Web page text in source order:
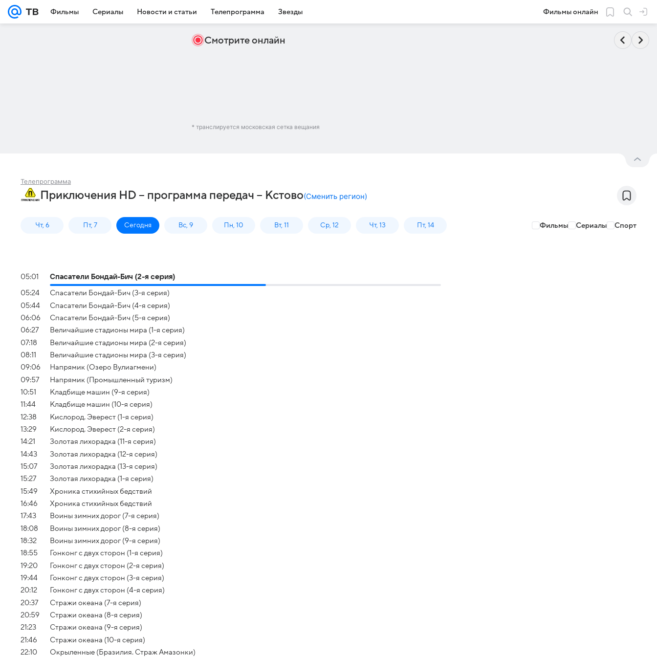
Фильмы Сериалы Новости и статьи Телепрограмма Звезды Фильмы онлайн
Смотрите онлайн
* транслируется московская сетка вещания
Телепрограмма
Приключения HD – программа передач – Кстово(Сменить регион)
Чт, 6 Пт, 7 Сегодня Вс, 9 Пн, 10 Вт, 11 Ср, 12 Чт, 13 Пт, 14 Фильмы Сериалы Спорт
05:01 Спасатели Бондай-Бич (2-я серия)
05:24
Спасатели Бондай-Бич (3-я серия)
05:44
Спасатели Бондай-Бич (4-я серия)
06:06
Спасатели Бондай-Бич (5-я серия)
06:27
Величайшие стадионы мира (1-я серия)
07:18
Величайшие стадионы мира (2-я серия)
08:11
Величайшие стадионы мира (3-я серия)
09:06
Напрямик (Озеро Вулиагмени)
09:57
Напрямик (Промышленный туризм)
10:51
Кладбище машин (9-я серия)
11:44
Кладбище машин (10-я серия)
12:38
Кислород. Эверест (1-я серия)
13:29
Кислород. Эверест (2-я серия)
14:21
Золотая лихорадка (11-я серия)
14:43
Золотая лихорадка (12-я серия)
15:07
Золотая лихорадка (13-я серия)
15:27
Золотая лихорадка (1-я серия)
15:49
Хроника стихийных бедствий
16:46
Хроника стихийных бедствий
17:43
Воины зимних дорог (7-я серия)
18:08
Воины зимних дорог (8-я серия)
18:32
Воины зимних дорог (9-я серия)
18:55
Гонконг с двух сторон (1-я серия)
19:20
Гонконг с двух сторон (2-я серия)
19:44
Гонконг с двух сторон (3-я серия)
20:12
Гонконг с двух сторон (4-я серия)
20:37
Стражи океана (7-я серия)
20:59
Стражи океана (8-я серия)
21:23
Стражи океана (9-я серия)
21:46
Стражи океана (10-я серия)
22:10
Окрыленные (Бразилия. Страж Амазонки)